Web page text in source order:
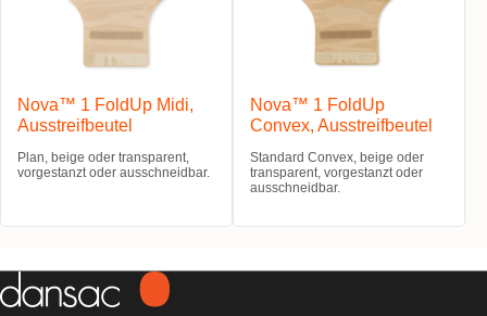
Nova™ 1 FoldUp Midi,
Ausstreifbeutel
Plan, beige oder transparent,
vorgestanzt oder ausschneidbar.
Nova™ 1 FoldUp
Convex, Ausstreifbeutel
Standard Convex, beige oder
transparent, vorgestanzt oder
ausschneidbar.